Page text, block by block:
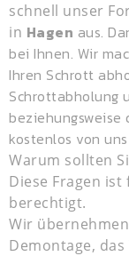
schnell unser
in Hagen aus.
bei Ihnen. Wir
Ihren Schrott
Schrottabholung
beziehungsweise
kostenlos von
Warum sollten
Diese Fragen ist
berechtigt.
Wir
Demontage,